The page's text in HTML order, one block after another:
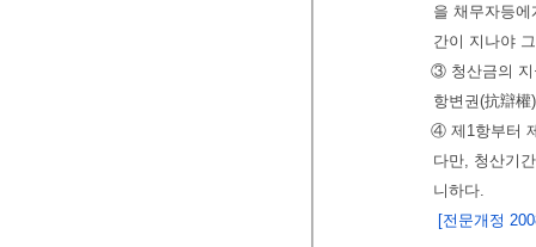
을 채무자등
간이 지나야
③ 청산금의 지
항변권(抗辯
④ 제1항부터
다만, 청산기
니하다.
[전문개정